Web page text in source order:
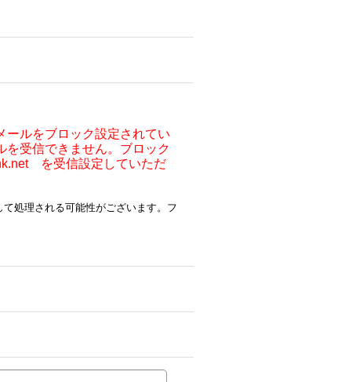
ールをブロック設定されてい
を受信できません。ブロック
を受信設定していただ
処理される可能性がございます。フ